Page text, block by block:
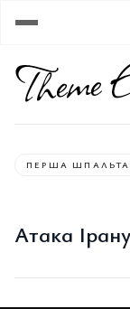
ПЕРША ШПАЛЬТА
Атака